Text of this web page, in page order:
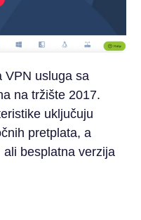
VPN usluga sa
na tržište 2017.
uključuju
pretplata, a
besplatna verzija